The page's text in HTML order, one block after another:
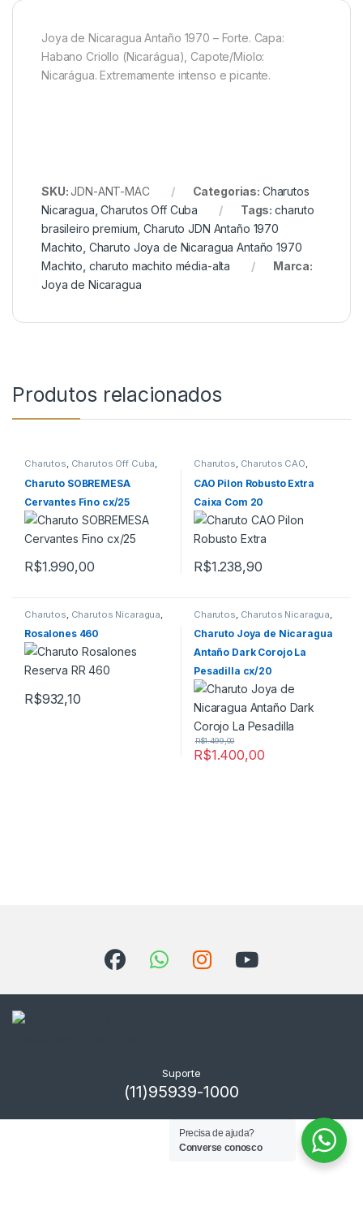
Joya de Nicaragua Antaño 1970 – Forte. Capa:
Habano Criollo (Nicarágua), Capote/Miolo:
Nicarágua. Extremamente intenso e picante.
SKU:JDN-ANT-MAC Categorias: Charutos
Nicaragua ,Charutos Off Cuba Tags: charuto
brasileiro premium ,Charuto JDN Antaño 1970
Machito Charuto Joya de Nicaragua Antaño 1970
Machito charuto machito média-alta
Marca:
Joya de Nicaragua
Produtos relacionados
Charutos Charutos Off Cuba
Charutos Sobremesa
Charuto SOBREMESA
Cervantes Fino cx/25
R$1.990,00
Charutos Charutos CAO
Charutos Nicaragua Charutos
Off Cuba,Todos Produtos
CAO Pilon Robusto Extra
Caixa Com 20
R$1.238,90
Charutos Charutos Nicaragua
Charutos Off Cuba
Rosalones 460
R$932,10
Charutos Charutos Nicaragua
Charutos Off Cuba
Produtos
Charuto Joya de Nicaragua
Antaño Dark Corojo La
Pesadilla cx/20
R$1.400,00
R$1.499,00
Suporte
(11)95939-1000
Precisa de ajuda?
Converse conosco